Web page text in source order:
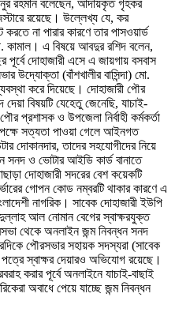
রহমান বলেছেন, আদায়কৃত গৃহকর
রয়েছে। উল্লেখ্য যে, কর
না পারার কারণে তার পাসওয়ার্ড
এ বিষয়ে আবদুর রশিদ বলেন,
পূর্বে দোহাজারী এসে এ জায়গায় বসবাস
উদ্যোক্তা (বাঁশখালীর বাসিন্দা) মো.
করে দিয়েছে। দোহাজারী পৌর
দেয়া বিষয়টি যেহেতু জেনেছি, যাচাই-
প্রশাসক ও উপজেলা নির্বাহী কর্মকর্তা
সত্যতা পাওয়া গেলে আইনগত
দোকানদার, তাদের সহযোগীদের নিয়ে
সনদ ও ভোটার আইডি কার্ড বানাতে
দোহাজারী সদরের বেশ কয়েকটি
গোপন কোড নম্বরটি থাকার কারণে এ
নাগরিক। সাবেক দোহাজারী ইউপি
আল নোমান বেগের স্বাক্ষরযুক্ত
থেকে অনলাইন জন্ম নিবন্ধন সনদ
পৌরসভার সহায়ক সদস্যরা (সাবেক
স্বাক্ষর দেয়ারও অভিযোগ রয়েছে।
করার পূর্বে অনলাইনে যাচাই-বাছাই
অবাধে পেয়ে যাচ্ছে জন্ম নিবন্ধন